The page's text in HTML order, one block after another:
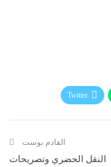
Twitter
القادم بوست
النقل الحضري وتصريحات